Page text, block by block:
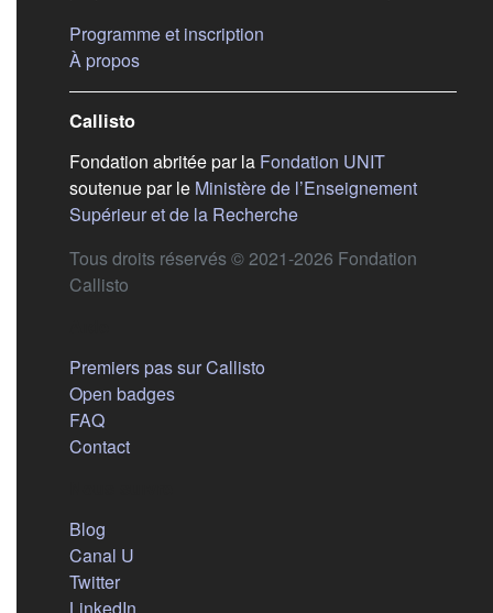
Programme et inscription
À propos(s'ouvre dans un nouvel onglet)
Callisto
Fondation abritée par la Fondation UNIT(s'ouvre
soutenue par le Ministère de l’Enseignement
Supérieur et de la Recherche(s'ouvre dans un nouvel
Tous droits réservés © 2021-2026 Fondation
Callisto
Premiers pas sur Callisto
Open badges
FAQ
Contact
Blog
Canal U
Twitter(s'ouvre dans un nouvel onglet)